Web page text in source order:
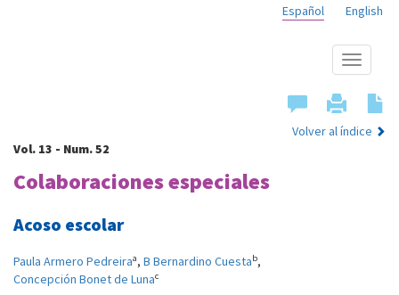
English
Español
Mostrar
menú
Volver al índice
Vol. 13 - Num. 52
Colaboraciones especiales
Acoso escolar
Paula Armero Pedreiraa, B Bernardino Cuestab,
Concepción Bonet de Lunac